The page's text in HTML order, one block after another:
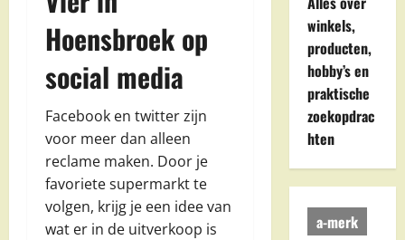
Hoensbroek op
social media
Facebook en twitter zijn
voor meer dan alleen
reclame maken. Door je
favoriete supermarkt te
volgen, krijg je een idee van
wat er in de uitverkoop is
winkels,
producten,
hobby’s en
praktische
zoekopdrac
hten
a-merk